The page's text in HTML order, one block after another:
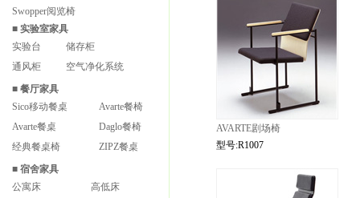
Swopper阅览椅
■ 实验室家具
实验台
储存柜
通风柜
空气净化系统
■ 餐厅家具
Sico移动餐桌
Avarte餐椅
Avarte餐桌
Daglo餐椅
经典餐桌椅
ZIPZ餐桌
■ 宿舍家具
公寓床
高低床
AVARTE剧场椅
型号:R1007